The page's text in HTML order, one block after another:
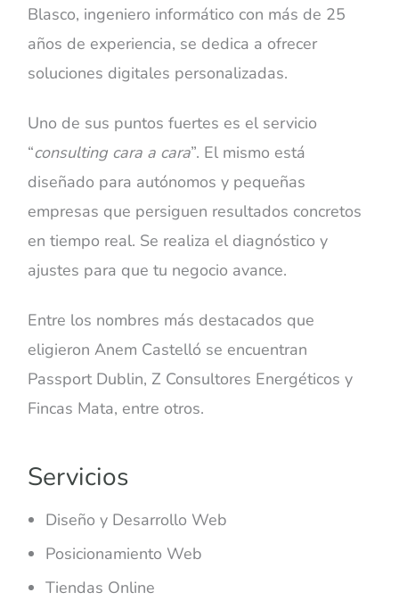
Blasco, ingeniero informático con más de 25
años de experiencia, se dedica a ofrecer
soluciones digitales personalizadas.
Uno de sus puntos fuertes es el servicio
“consulting cara a cara”. El mismo está
diseñado para autónomos y pequeñas
empresas que persiguen resultados concretos
en tiempo real. Se realiza el diagnóstico y
ajustes para que tu negocio avance.
Entre los nombres más destacados que
eligieron Anem Castelló se encuentran
Passport Dublin, Z Consultores Energéticos y
Fincas Mata, entre otros.
Servicios
Diseño y Desarrollo Web
Posicionamiento Web
Tiendas Online